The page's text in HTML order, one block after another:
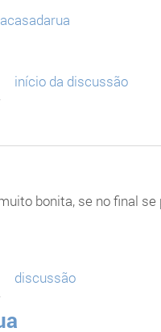
rua
início da discussão
bonita, se no final
discussão